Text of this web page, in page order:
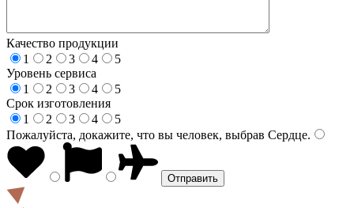
Качество продукции
1
2 3 4
5
Уровень сервиса
1
2 3 4
5
Срок изготовления
1
2 3 4
5
Пожалуйста, докажите, что вы человек, выбрав Сердце.